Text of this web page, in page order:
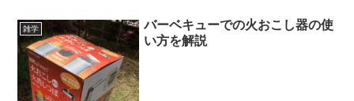
雑学
バーベキューでの火おこし器の使
い方を解説